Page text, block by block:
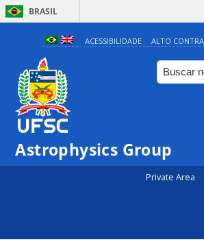
BRASIL
ACESSIBILIDADE ALTO
Astrophysics Group
Private Area